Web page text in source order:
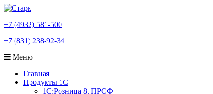
+7 (4932) 581-500
+7 (831) 238-92-34
Меню
Главная
Продукты 1С
1С:Розница 8. ПРОФ